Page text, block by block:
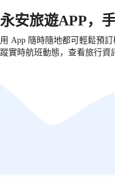
永安旅遊APP，
用 App 隨時隨地都可輕鬆預
蹤實時航班動態，查看旅行資